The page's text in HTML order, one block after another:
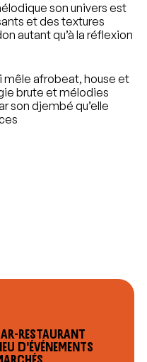
son univers est
et des textures
autant qu’à la réflexion
mêle afrobeat, house et
brute et mélodies
son djembé qu’elle
restaurant
d'événements